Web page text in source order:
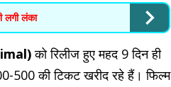
लंका
को रिलीज हुए महद 9 दिन ही
500 की टिकट खरीद रहे हैं। फिल्म